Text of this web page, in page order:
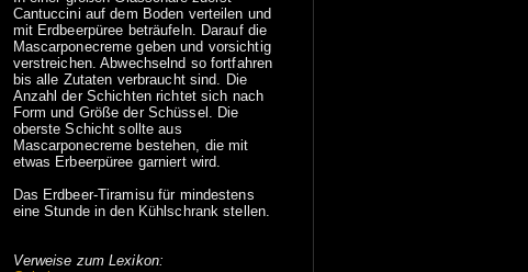
Cantuccini auf dem Boden verteilen und
mit Erdbeerpüree beträufeln. Darauf die
Mascarponecreme geben und vorsichtig
verstreichen. Abwechselnd so fortfahren
bis alle Zutaten verbraucht sind. Die
Anzahl der Schichten richtet sich nach
Form und Größe der Schüssel. Die
oberste Schicht sollte aus
Mascarponecreme bestehen, die mit
etwas Erbeerpüree garniert wird.
Das Erdbeer-Tiramisu für mindestens
eine Stunde in den Kühlschrank stellen.
Verweise zum Lexikon: